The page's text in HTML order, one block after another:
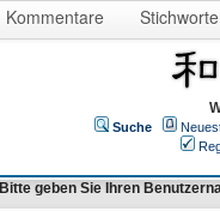
Kommentare Stichworte
Suche
Bitte geben Sie Ihren